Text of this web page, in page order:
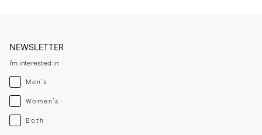
NEWSLETTER
I'm interested in
Menswear
Men's
Womenswear
Women's
Both
Both